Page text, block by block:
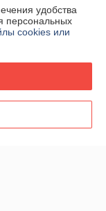
удобства
персональных
cookies или